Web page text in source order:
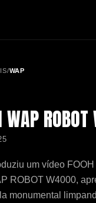
/WAP
WAP
um vídeo
ROBOT W4000,
monumental